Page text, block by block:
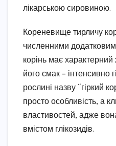
лікарською сировиною.
Кореневище тирличу
численними
корінь має характерний
його смак – інтенсивно
рослині назву “гіркий
просто особливість, а
властивостей, адже
вмістом глікозидів.